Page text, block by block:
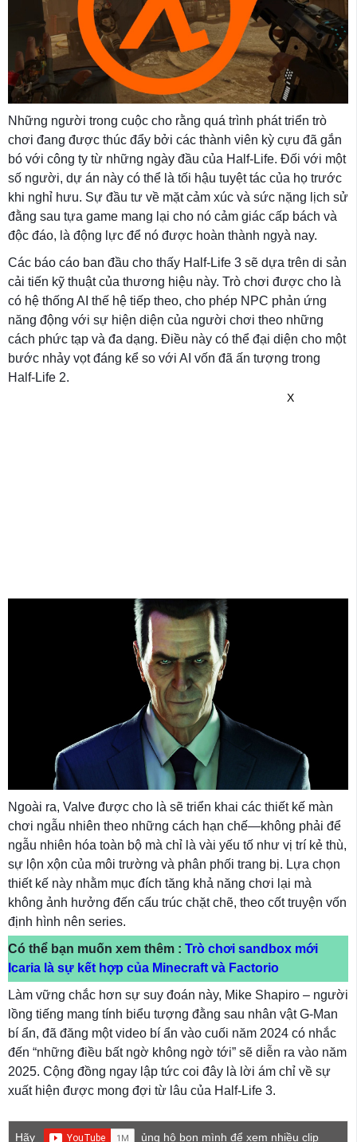
Những người trong cuộc cho rằng quá trình phát triển trò
chơi đang được thúc đẩy bởi các thành viên kỳ cựu đã gắn
bó với công ty từ những ngày đầu của Half-Life. Đối với một
số người, dự án này có thể là tối hậu tuyệt tác của họ trước
khi nghỉ hưu. Sự đầu tư về mặt cảm xúc và sức nặng lịch sử
đằng sau tựa game mang lại cho nó cảm giác cấp bách và
độc đáo, là động lực để nó được hoàn thành ngyà nay.
Các báo cáo ban đầu cho thấy Half-Life 3 sẽ dựa trên di sản
cải tiến kỹ thuật của thương hiệu này. Trò chơi được cho là
có hệ thống AI thế hệ tiếp theo, cho phép NPC phản ứng
năng động với sự hiện diện của người chơi theo những
cách phức tạp và đa dạng. Điều này có thể đại diện cho một
bước nhảy vọt đáng kể so với AI vốn đã ấn tượng trong
Half-Life 2.
X
Ngoài ra, Valve được cho là sẽ triển khai các thiết kế màn
chơi ngẫu nhiên theo những cách hạn chế—không phải để
ngẫu nhiên hóa toàn bộ mà chỉ là vài yếu tố như vị trí kẻ thù,
sự lộn xộn của môi trường và phân phối trang bị. Lựa chọn
thiết kế này nhằm mục đích tăng khả năng chơi lại mà
không ảnh hưởng đến cấu trúc chặt chẽ, theo cốt truyện vốn
định hình nên series.
Có thể bạn muốn xem thêm : Trò chơi sandbox mới
Icaria là sự kết hợp của Minecraft và Factorio
Làm vững chắc hơn sự suy đoán này, Mike Shapiro – người
lồng tiếng mang tính biểu tượng đằng sau nhân vật G-Man
bí ẩn, đã đăng một video bí ẩn vào cuối năm 2024 có nhắc
đến “những điều bất ngờ không ngờ tới” sẽ diễn ra vào năm
2025. Cộng đồng ngay lập tức coi đây là lời ám chỉ về sự
xuất hiện được mong đợi từ lâu của Half-Life 3.
Hãy ủng hộ bọn mình để xem nhiều clip